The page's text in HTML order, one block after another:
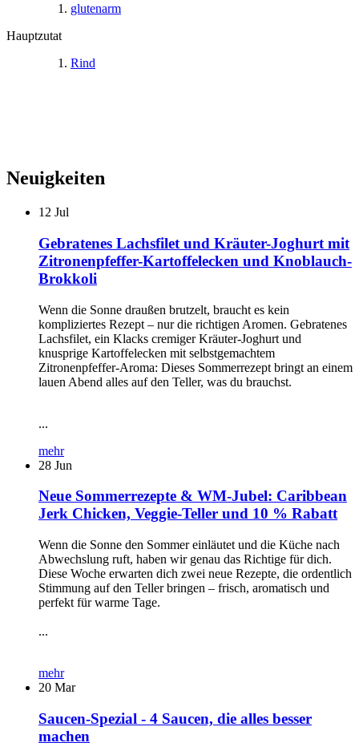
glutenarm
Hauptzutat
Rind
Neuigkeiten
12 Jul
Gebratenes Lachsfilet und Kräuter-Joghurt mit
Zitronenpfeffer-Kartoffelecken und Knoblauch-
Brokkoli
Wenn die Sonne draußen brutzelt, braucht es kein
kompliziertes Rezept – nur die richtigen Aromen. Gebratenes
Lachsfilet, ein Klacks cremiger Kräuter-Joghurt und
knusprige Kartoffelecken mit selbstgemachtem
Zitronenpfeffer-Aroma: Dieses Sommerrezept bringt an einem
lauen Abend alles auf den Teller, was du brauchst.
...
mehr
28 Jun
Neue Sommerrezepte & WM-Jubel: Caribbean
Jerk Chicken, Veggie-Teller und 10 % Rabatt
Wenn die Sonne den Sommer einläutet und die Küche nach
Abwechslung ruft, haben wir genau das Richtige für dich.
Diese Woche erwarten dich zwei neue Rezepte, die ordentlich
Stimmung auf den Teller bringen – frisch, aromatisch und
perfekt für warme Tage.
...
mehr
20 Mar
Saucen-Spezial - 4 Saucen, die alles besser
machen